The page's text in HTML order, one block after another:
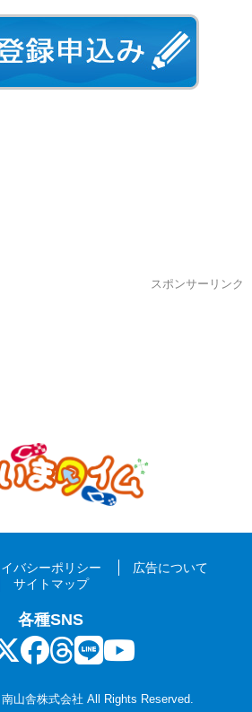
スポンサーリンク
バシーポリシー
広告について
サイトマップ
各種SNS
山舎株式会社 All Rights Reserved.